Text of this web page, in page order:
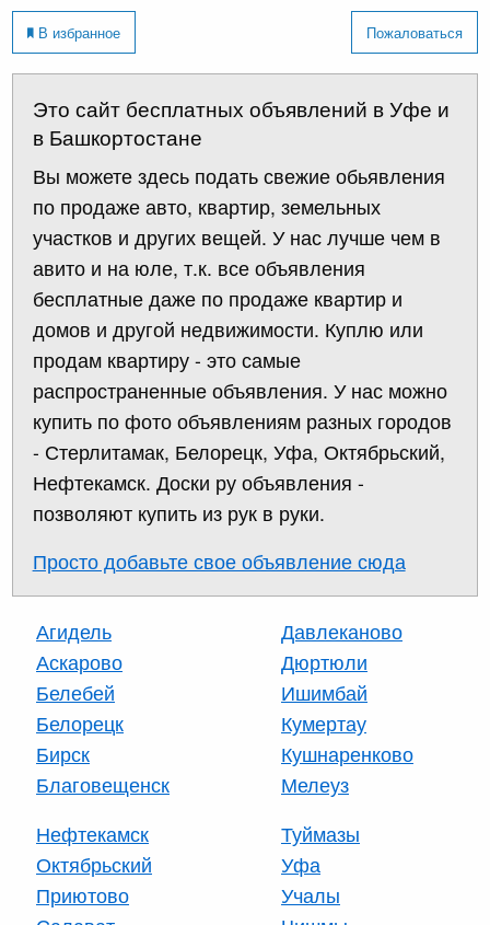
В избранное Пожаловаться
Это сайт бесплатных объявлений в Уфе и
в Башкортостане
Вы можете здесь подать свежие обьявления
по продаже авто, квартир, земельных
участков и других вещей. У нас лучше чем в
авито и на юле, т.к. все объявления
бесплатные даже по продаже квартир и
домов и другой недвижимости. Куплю или
продам квартиру - это самые
распространенные объявления. У нас можно
купить по фото объявлениям разных городов
- Стерлитамак, Белорецк, Уфа, Октябрьский,
Нефтекамск. Доски ру объявления -
позволяют купить из рук в руки.
Просто добавьте свое объявление сюда
Агидель
Аскарово
Белебей
Белорецк
Бирск
Благовещенск
Давлеканово
Дюртюли
Ишимбай
Кумертау
Кушнаренково
Мелеуз
Нефтекамск
Октябрьский
Приютово
Туймазы
Уфа
Учалы